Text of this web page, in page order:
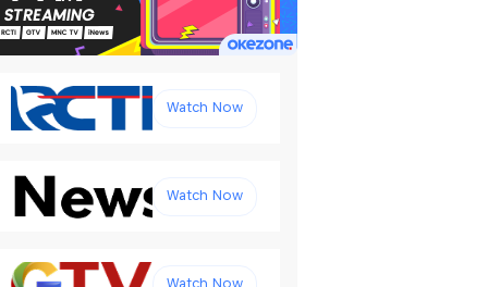
Watch Now
Watch Now
Watch Now